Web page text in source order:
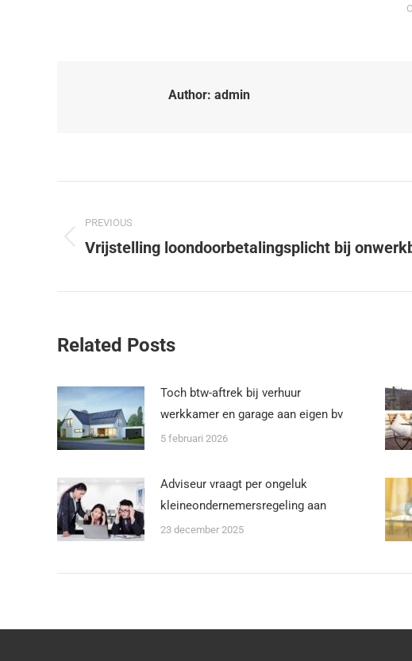
Author: admin
PREVIOUS
Vrijstelling loondoorbetalingsplicht bij
Related Posts
Toch btw-aftrek bij verhuur
werkkamer en garage aan eigen bv
5 februari 2026
Adviseur vraagt per ongeluk
kleineondernemersregeling aan
23 december 2025